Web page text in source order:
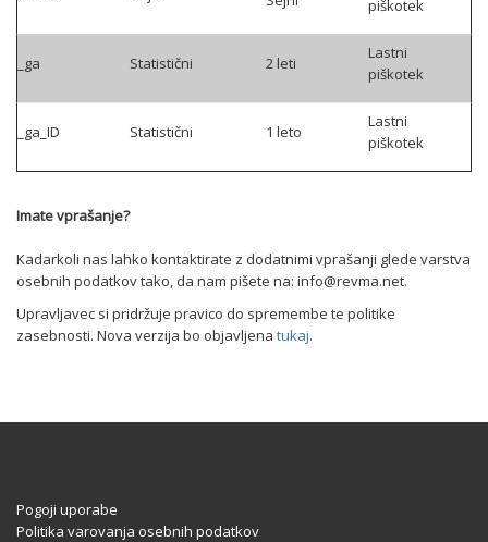
piškotek
_ga Statistični 2 leti
Lastni
piškotek
_ga_ID Statistični 1 leto
Lastni
piškotek
Imate vprašanje?
Kadarkoli nas lahko kontaktirate z dodatnimi vprašanji glede varstva
osebnih podatkov tako, da nam pišete na: info@revma.net.
Upravljavec si pridržuje pravico do spremembe te politike
zasebnosti. Nova verzija bo objavljena tukaj.
Pogoji uporabe
Politika varovanja osebnih podatkov